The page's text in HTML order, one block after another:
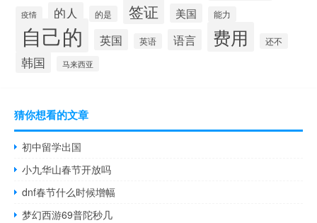
疫情 的人 的是 签证 美国 能力
自己的 英国 英语 语言 费用 还不
韩国 马来西亚
猜你想看的文章
初中留学出国
小九华山春节开放吗
dnf春节什么时候增幅
梦幻西游69普陀秒几